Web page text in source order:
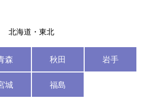
北海道・東北
森 秋田 岩手
城 福島